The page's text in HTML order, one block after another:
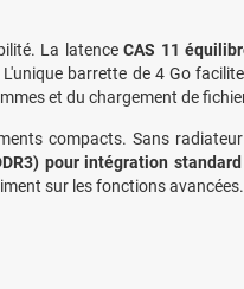
La latenceCAS 11
barrette de 4 Go
et du chargement de
compacts. Sans
pour intégration standard
sur les fonctions avancées.